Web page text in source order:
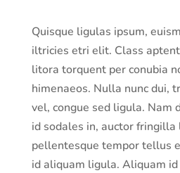
Quisque ligulas ipsum,
iltricies etri elit. Class
litora torquent per conubia
himenaeos. Nulla nunc dui,
vel, congue sed ligula. Nam
id sodales in, auctor
pellentesque tempor tellus
id aliquam ligula. Aliquam id